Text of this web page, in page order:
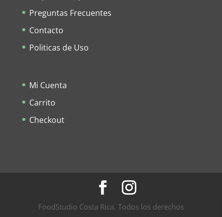
Preguntas Frecuentes
Contacto
Politicas de Uso
Mi Cuenta
Carrito
Checkout
FoodStudio Costa Rica. Todos los derechos